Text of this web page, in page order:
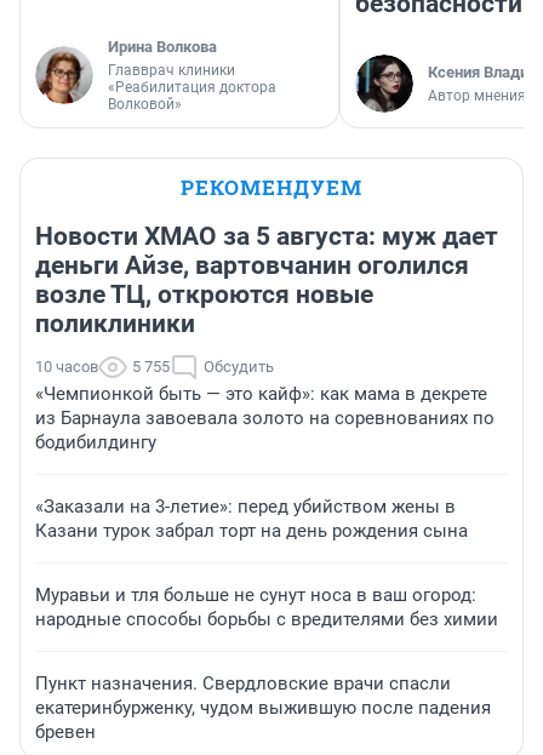
Ирина Волкова
Главврач клиники
«Реабилитация доктора
Волковой»
Ксения
Автор мнения
РЕКОМЕНДУЕМ
Новости ХМАО за 5 августа: муж дает
деньги Айзе, вартовчанин оголился
возле ТЦ, откроются новые
поликлиники
10 часов 5 755 Обсудить
«Чемпионкой быть — это кайф»: как мама в декрете
из Барнаула завоевала золото на соревнованиях по
бодибилдингу
«Заказали на 3-летие»: перед убийством жены в
Казани турок забрал торт на день рождения сына
Муравьи и тля больше не сунут носа в ваш огород:
народные способы борьбы с вредителями без химии
Пункт назначения. Свердловские врачи спасли
екатеринбурженку, чудом выжившую после падения
бревен